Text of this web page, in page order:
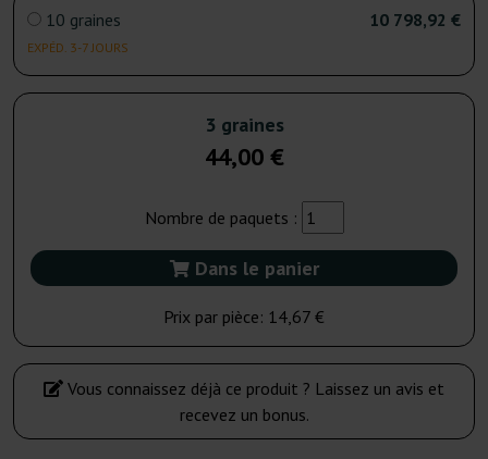
10 graines
EXPÉD. 3-7 JOURS
10 798,92 €
3 graines
44,00 €
Nombre de paquets :
Dans le panier
Prix par pièce: 14,67 €
Vous connaissez déjà ce produit ? Laissez un avis et
recevez un bonus.